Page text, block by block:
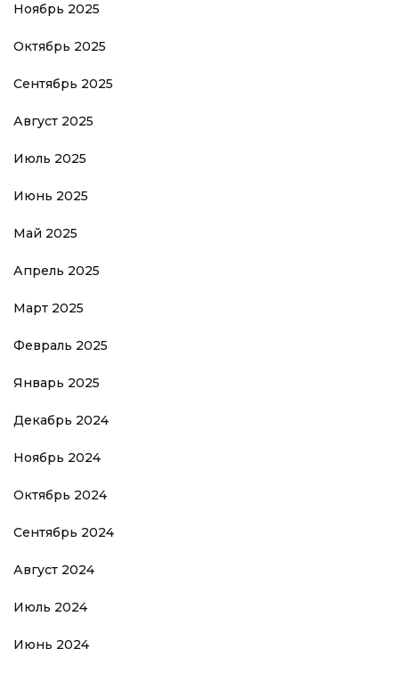
Ноябрь 2025
Октябрь 2025
Сентябрь 2025
Август 2025
Июль 2025
Июнь 2025
Май 2025
Апрель 2025
Март 2025
Февраль 2025
Январь 2025
Декабрь 2024
Ноябрь 2024
Октябрь 2024
Сентябрь 2024
Август 2024
Июль 2024
Июнь 2024